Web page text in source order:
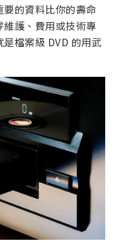
的資料比你的壽命
護、費用或技術專
檔案級 DVD 的用武